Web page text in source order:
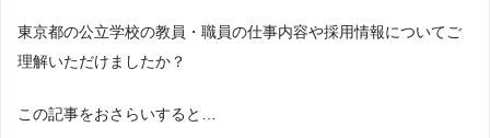
東京都の公立学校の教員・職員の仕事内容や採用情報についてご
理解いただけましたか？
この記事をおさらいすると…